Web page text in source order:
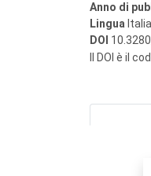
Anno di
Lingua
DOI
Il DOI è il